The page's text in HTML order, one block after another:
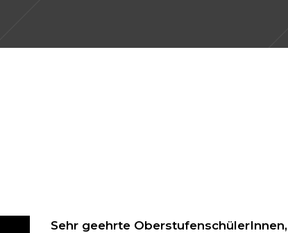
Sehr geehrte OberstufenschülerInnen,